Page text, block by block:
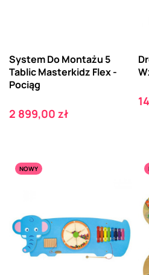
System Do Montażu 5
Tablic Masterkidz Flex -
Pociąg
Cena
2 899,00 zł
NOWY